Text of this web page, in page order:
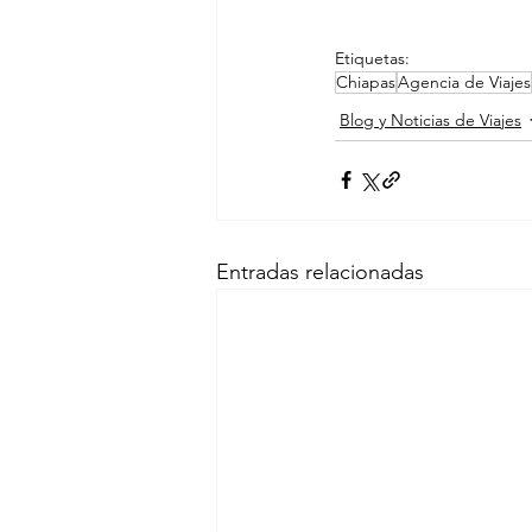
Etiquetas:
ChiapasAgencia de Viajes
Blog y Noticias de Viajes
Entradas relacionadas